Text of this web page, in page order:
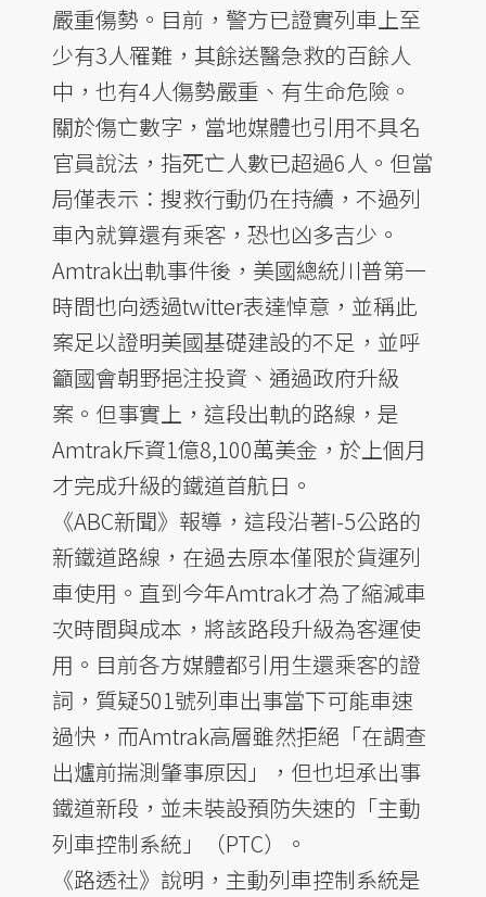
嚴重傷勢。目前，警方已證實列車上至
少有3人罹難，其餘送醫急救的百餘人
中，也有4人傷勢嚴重、有生命危險。
關於傷亡數字，當地媒體也引用不具名
官員說法，指死亡人數已超過6人。但當
局僅表示：搜救行動仍在持續，不過列
車內就算還有乘客，恐也凶多吉少。
Amtrak出軌事件後，美國總統川普第一
時間也向透過twitter表達悼意，並稱此
案足以證明美國基礎建設的不足，並呼
籲國會朝野挹注投資、通過政府升級
案。但事實上，這段出軌的路線，是
Amtrak斥資1億8,100萬美金，於上個月
才完成升級的鐵道首航日。
《ABC新聞》報導，這段沿著I-5公路的
新鐵道路線，在過去原本僅限於貨運列
車使用。直到今年Amtrak才為了縮減車
次時間與成本，將該路段升級為客運使
用。目前各方媒體都引用生還乘客的證
詞，質疑501號列車出事當下可能車速
過快，而Amtrak高層雖然拒絕「在調查
出爐前揣測肇事原因」，但也坦承出事
鐵道新段，並未裝設預防失速的「主動
列車控制系統」（PTC）。
《路透社》說明，主動列車控制系統是